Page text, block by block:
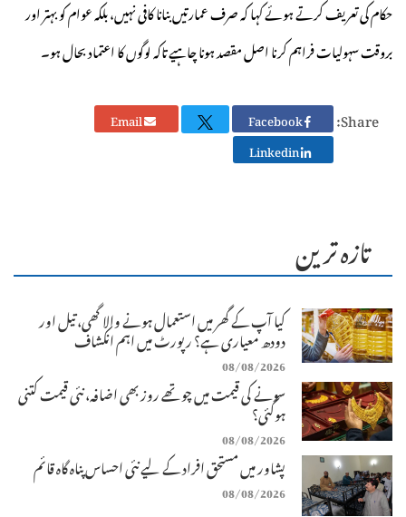
حکام کی تعریف کرتے ہوئے کہا کہ صرف عمارتیں بنانا کافی نہیں، بلکہ عوام کو بہتر اور
بروقت سہولیات فراہم کرنا اصل مقصد ہونا چاہیے تاکہ لوگوں کا اعتماد بحال ہو۔
Share:
Email
Linkedin
تازہ ترین
کیا آپ کے گھر میں استعمال ہونے والا گھی، تیل اور
دودھ معیاری ہے؟ رپورٹ میں اہم انکشاف
08/08/2026
سونے کی قیمت میں چوتھے روز بھی اضافہ، نئی قیمت کتنی
ہوگئی؟
08/08/2026
پشاور میں مستحق افراد کے لیے نئی احساس پناہ گاہ قائم
08/08/2026